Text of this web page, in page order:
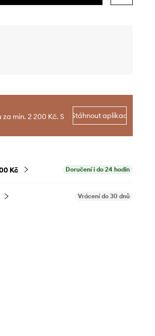
min. 2 200 Kč. S
Stáhnout aplikaci
Kč Doručení i do 24 hodin
Vrácení do 30 dnů